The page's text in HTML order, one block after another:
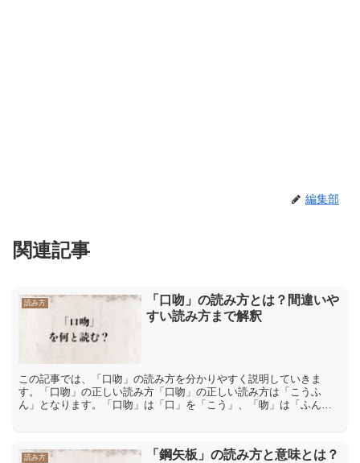
編集部
関連記事
読み方
「口吻」の読み方とは？間違いや
すい読み方まで解釈
この記事では、「口吻」の読み方を分かりやすく説明していきま
す。「口吻」の正しい読み方「口吻」の正しい読み方は「こうふ
ん」となります。「口吻」は「口」を「こう」、「吻」は「ふん」
読み方
「鋼矢板」の読み方と意味とは？